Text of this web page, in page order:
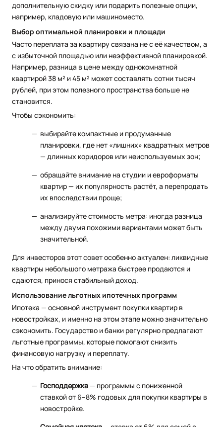
дополнительную скидку или подарить полезные опции,
например, кладовую или машиноместо.
Выбор оптимальной планировки и площади
Часто переплата за квартиру связана не с её качеством, а
с избыточной площадью или неэффективной планировкой.
Например, разница в цене между однокомнатной
квартирой 38 м² и 45 м² может составлять сотни тысяч
рублей, при этом полезного пространства больше не
становится.
Чтобы сэкономить:
выбирайте компактные и продуманные
планировки, где нет «лишних» квадратных метров
— длинных коридоров или неиспользуемых зон;
обращайте внимание на студии и евроформаты
квартир — их популярность растёт, а перепродать
их впоследствии проще;
анализируйте стоимость метра: иногда разница
между двумя похожими вариантами может быть
значительной.
Для инвесторов этот совет особенно актуален: ликвидные
квартиры небольшого метража быстрее продаются и
сдаются, принося стабильный доход.
Использование льготных ипотечных программ
Ипотека — основной инструмент покупки квартир в
новостройках, и именно на этом этапе можно значительно
сэкономить. Государство и банки регулярно предлагают
льготные программы, которые помогают снизить
финансовую нагрузку и переплату.
На что обратить внимание:
Господдержка— программы с пониженной
ставкой от 6–8% годовых для покупки квартиры в
новостройке.